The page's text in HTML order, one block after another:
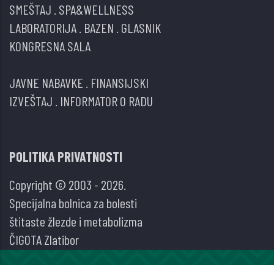
SMEŠTAJ SPA&WELLNESS
LABORATORIJA BAZEN GLASNIK
KONGRESNA SALA
JAVNE NABAVKE FINANSIJSKI
IZVEŠTAJ INFORMATOR O RADU
POLITIKA PRIVATNOSTI
Copyright © 2003 - 2026.
Specijalna bolnica za bolesti
štitaste žlezde i metabolizma
ČIGOTA Zlatibor